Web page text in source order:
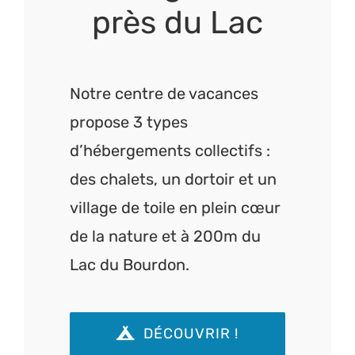
près du Lac
Notre centre de vacances
propose 3 types
d’hébergements collectifs :
des chalets, un dortoir et un
village de toile en plein cœur
de la nature et à 200m du
Lac du Bourdon.
DÉCOUVRIR !